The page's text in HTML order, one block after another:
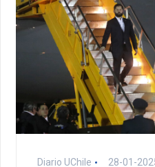
Diario UChile 28-01-